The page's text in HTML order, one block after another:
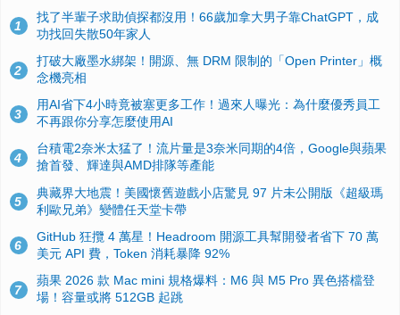
1
找了半輩子求助偵探都沒用！66歲加拿大男子靠ChatGPT，成
功找回失散50年家人
2
打破大廠墨水綁架！開源、無 DRM 限制的「Open Printer」概
念機亮相
3
用AI省下4小時竟被塞更多工作！過來人曝光：為什麼優秀員工
不再跟你分享怎麼使用AI
4
台積電2奈米太猛了！流片量是3奈米同期的4倍，Google與蘋果
搶首發、輝達與AMD排隊等產能
5
典藏界大地震！美國懷舊遊戲小店驚見 97 片未公開版《超級瑪
利歐兄弟》變體任天堂卡帶
6
GitHub 狂攬 4 萬星！Headroom 開源工具幫開發者省下 70 萬
美元 API 費，Token 消耗暴降 92%
7
蘋果 2026 款 Mac mini 規格爆料：M6 與 M5 Pro 異色搭檔登
場！容量或將 512GB 起跳